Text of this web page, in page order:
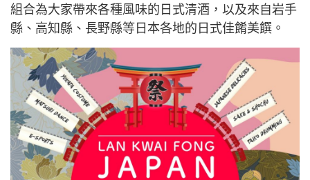
組合為大家帶來各種風味的日式清酒，以及來自岩手
縣、高知縣、長野縣等日本各地的日式佳餚美饌。